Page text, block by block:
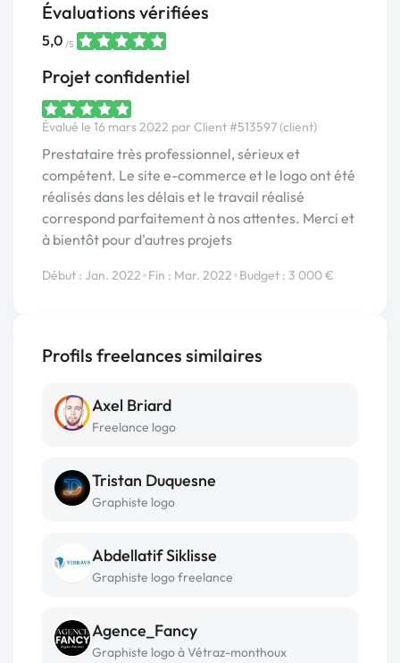
Évaluations vérifiées
5,0 /5
Projet confidentiel
Évalué le 16 mars 2022 par Client #513597 (client)
Prestataire très professionnel, sérieux et
compétent. Le site e-commerce et le logo ont été
réalisés dans les délais et le travail réalisé
correspond parfaitement à nos attentes. Merci et
à bientôt pour d'autres projets
Début : Jan. 2022•Fin : Mar. 2022•Budget : 3 000 €
Profils freelances similaires
Axel Briard
Freelance logo
Tristan Duquesne
Graphiste logo
Abdellatif Siklisse
Graphiste logo freelance
Agence_Fancy
Graphiste logo à Vétraz-monthoux